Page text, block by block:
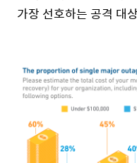
가장 선호하는 공격 대